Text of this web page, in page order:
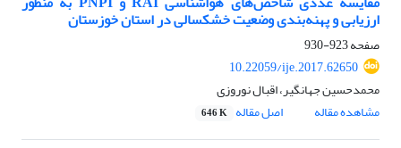
ارزیابی و پهنه‌بندی وضعیت خشکسالی در استان خوزستان
صفحه923-930
10.22059/ije.2017.62650
محمدحسین جهانگیر، اقبال نوروزی
مشاهده مقاله
اصل مقاله 646 K